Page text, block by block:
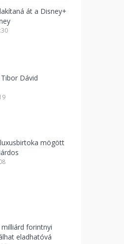
át a Disney+
Dávid
mögött
forintnyi
eladhatóvá